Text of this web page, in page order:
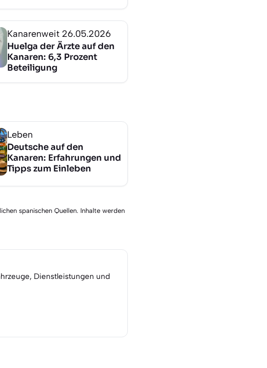
Kanarenweit 26.05.2026
Huelga der Ärzte auf den
Kanaren: 6,3 Prozent
Beteiligung
Leben
Deutsche auf den
Kanaren: Erfahrungen und
Tipps zum Einleben
spanischen Quellen. Inhalte werden
Dienstleistungen und